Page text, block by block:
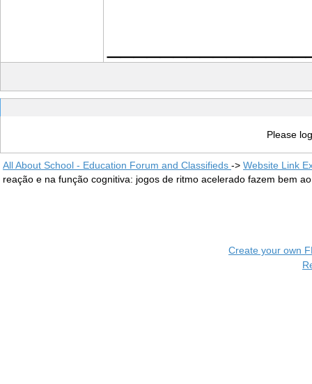
Please
All About School - Education Forum and Classifieds -> Website Link
reação e na função cognitiva: jogos de ritmo acelerado fazem bem
Create your own